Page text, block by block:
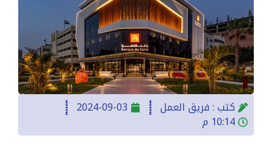
كتب :فريق العمل 2024-09-03
10:14 م